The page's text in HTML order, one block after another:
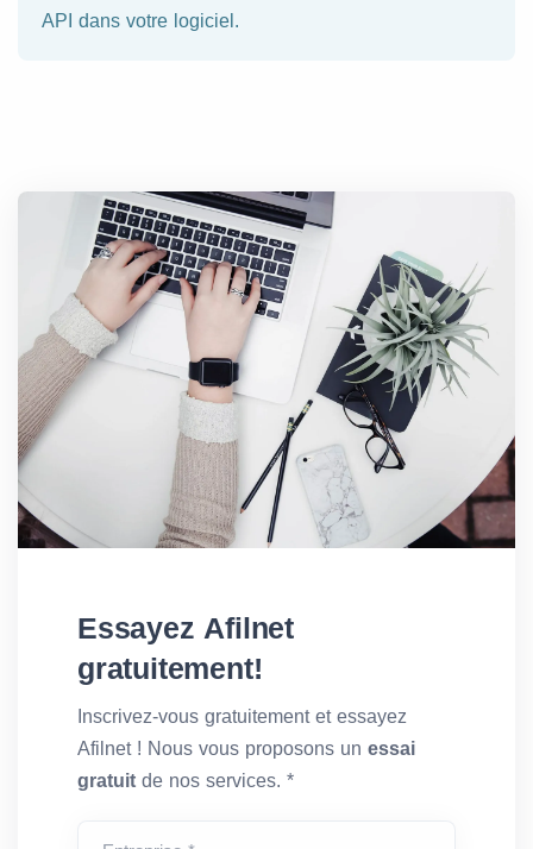
API dans votre logiciel.
Essayez Afilnet
gratuitement!
Inscrivez-vous gratuitement et essayez
Afilnet ! Nous vous proposons un essai
gratuit de nos services. *